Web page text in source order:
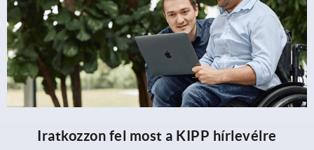
Iratkozzon fel most a KIPP hírlevélre